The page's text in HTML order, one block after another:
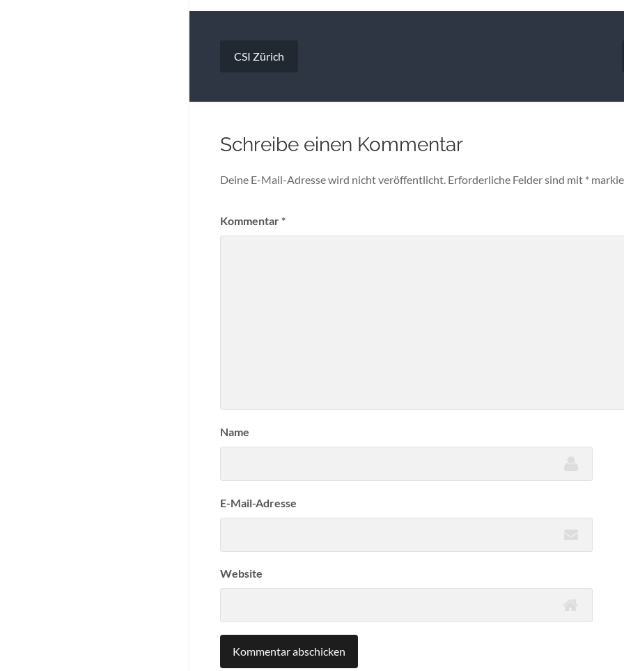
CSI Zürich
Schreibe einen Kommentar
Deine E-Mail-Adresse wird nicht veröffentlicht. Erforderliche Felder sind mit *
Kommentar*
Name
E-Mail-Adresse
Website